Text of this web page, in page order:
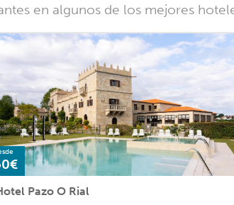
en algunos de los mejores
Pazo O Rial